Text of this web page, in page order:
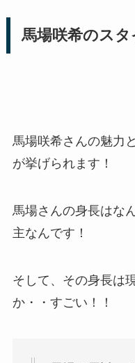
馬場咲希のスタ
馬場咲希さんの魅力
が挙げられます！
馬場さんの身長はな
主なんです！
そして、その身長は
か・・すごい！！